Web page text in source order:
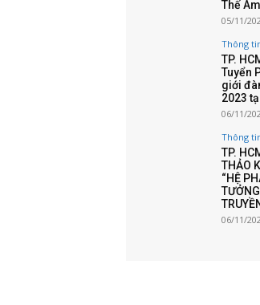
Thế Âm
05/11/
Thông
TP.
Tuyển
giới
2023
06/11/
Thông
TP.
THẢO
“HỆ
06/11/